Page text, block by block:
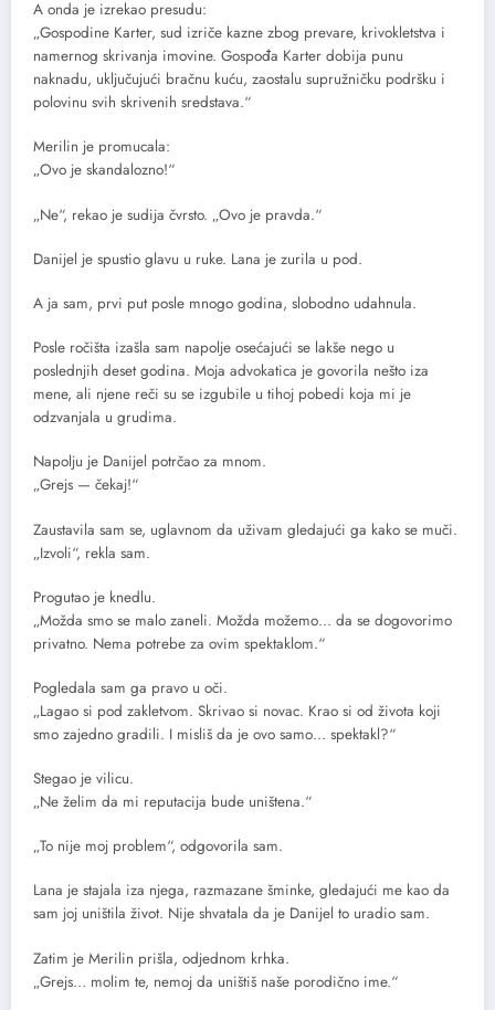
A onda je izrekao presudu:
„Gospodine Karter, sud izriče kazne zbog prevare, krivokletstva i
namernog skrivanja imovine. Gospođa Karter dobija punu
naknadu, uključujući bračnu kuću, zaostalu supružničku podršku i
polovinu svih skrivenih sredstava.“
Merilin je promucala:
„Ovo je skandalozno!“
„Ne“, rekao je sudija čvrsto. „Ovo je pravda.“
Danijel je spustio glavu u ruke. Lana je zurila u pod.
A ja sam, prvi put posle mnogo godina, slobodno udahnula.
Posle ročišta izašla sam napolje osećajući se lakše nego u
poslednjih deset godina. Moja advokatica je govorila nešto iza
mene, ali njene reči su se izgubile u tihoj pobedi koja mi je
odzvanjala u grudima.
Napolju je Danijel potrčao za mnom.
„Grejs — čekaj!“
Zaustavila sam se, uglavnom da uživam gledajući ga kako se muči.
„Izvoli“, rekla sam.
Progutao je knedlu.
„Možda smo se malo zaneli. Možda možemo… da se dogovorimo
privatno. Nema potrebe za ovim spektaklom.“
Pogledala sam ga pravo u oči.
„Lagao si pod zakletvom. Skrivao si novac. Krao si od života koji
smo zajedno gradili. I misliš da je ovo samo… spektakl?“
Stegao je vilicu.
„Ne želim da mi reputacija bude uništena.“
„To nije moj problem“, odgovorila sam.
Lana je stajala iza njega, razmazane šminke, gledajući me kao da
sam joj uništila život. Nije shvatala da je Danijel to uradio sam.
Zatim je Merilin prišla, odjednom krhka.
„Grejs… molim te, nemoj da uništiš naše porodično ime.“